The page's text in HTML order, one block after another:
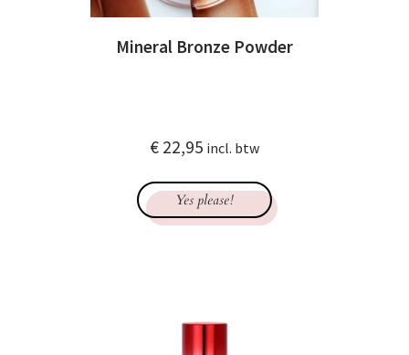
Mineral Bronze Powder
€ 22,95 incl. btw
Yes please!